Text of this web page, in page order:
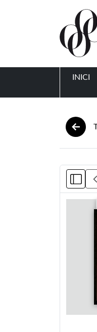
INICI